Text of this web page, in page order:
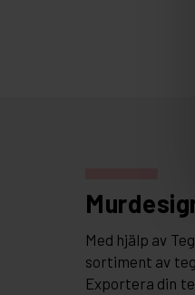
Med hjälp av
sortiment av
Exportera din